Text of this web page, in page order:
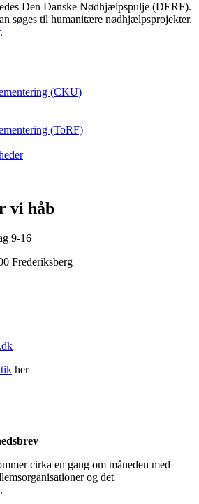
Den Danske Nødhjælpspulje (DERF).
søges til humanitære nødhjælpsprojekter.
.
(CKU)
(ToRF)
vi håb
9-16
Frederiksberg
her
cirka en gang om måneden med
og det